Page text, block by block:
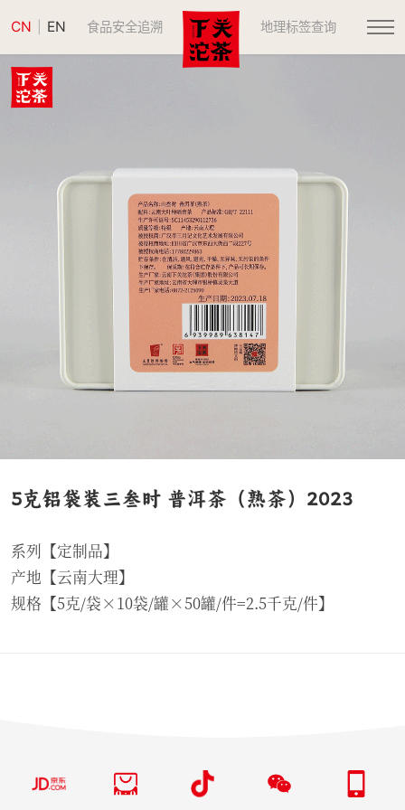
CN EN 食品安全追溯 地理标签查询
5克铝袋装三叁时 普洱茶（熟茶）2023
系列【定制品】
产地【云南大理】
规格【5克/袋×10袋/罐×50罐/件=2.5千克/件】